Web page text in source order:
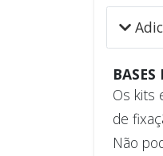
BASES
Os kits
de
Não